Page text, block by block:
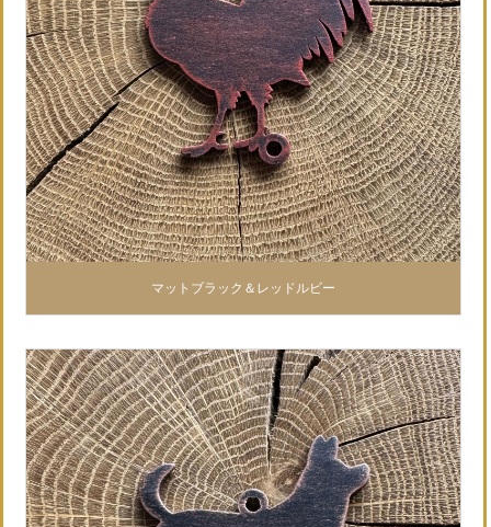
マットブラック＆レッドルビー